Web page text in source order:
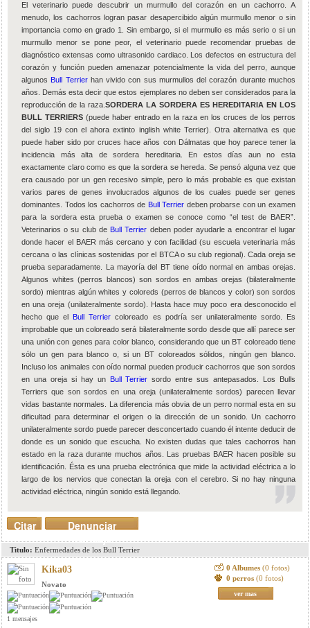
El veterinario puede descubrir un murmullo del corazón en un cachorro. A
menudo, los cachorros logran pasar desapercibido algún murmullo menor o sin
importancia como en grado 1. Sin embargo, si el murmullo es más serio o si un
murmullo menor se pone peor, el veterinario puede recomendar pruebas de
diagnóstico extensas como ultrasonido cardiaco. Los defectos en estructura del
corazón y función pueden amenazar potencialmente la vida del perro, aunque
algunos Bull Terrierhan vivido con sus murmullos del corazón durante muchos
años. Demás esta decir que estos ejemplares no deben ser considerados para la
reproducción de la raza. SORDERA LA SORDERA ES HEREDITARIA EN LOS
BULL TERRIERS (puede haber entrado en la raza en los cruces de los perros
del siglo 19 con el ahora extinto inglish white Terrier). Otra alternativa es que
puede haber sido por cruces hace años con Dálmatas que hoy parece tener la
incidencia más alta de sordera hereditaria. En estos días aun no esta
exactamente claro como es que la sordera se hereda. Se pensó alguna vez que
era causado por un gen recesivo simple, pero lo más probable es que existan
varios pares de genes involucrados algunos de los cuales puede ser genes
dominantes. Todos los cachorros de Bull Terrier deben probarse con un examen
para la sordera esta prueba o examen se conoce como “el test de BAER”.
Veterinarios o su club de Bull Terrier deben poder ayudarle a encontrar el lugar
donde hacer el BAER más cercano y con facilidad (su escuela veterinaria más
cercana o las clínicas sostenidas por el BTCA o su club regional). Cada oreja se
prueba separadamente. La mayoría del BT tiene oído normal en ambas orejas.
Algunos whites (perros blancos) son sordos en ambas orejas (bilateralmente
sordo) mientras algún whites y coloreds (perros de blancos y color) son sordos
en una oreja (unilateralmente sordo). Hasta hace muy poco era desconocido el
hecho que el Bull Terrier coloreado es podría ser unilateralmente sordo. Es
improbable que un coloreado será bilateralmente sordo desde que allí parece ser
una unión con genes para color blanco, considerando que un BT coloreado tiene
sólo un gen para blanco o, si un BT coloreados sólidos, ningún gen blanco.
Incluso los animales con oído normal pueden producir cachorros que son sordos
en una oreja si hay un Bull Terrier sordo entre sus antepasados. Los Bulls
Terriers que son sordos en una oreja (unilateralmente sordos) parecen llevar
vidas bastante normales. La diferencia más obvia de un perro normal esta en su
dificultad para determinar el origen o la dirección de un sonido. Un cachorro
unilateralmente sordo puede parecer desconcertado cuando él intente deducir de
donde es un sonido que escucha. No existen dudas que tales cachorros han
estado en la raza durante muchos años. Las pruebas BAER hacen posible su
identificación. Ésta es una prueba electrónica que mide la actividad eléctrica a lo
largo de los nervios que conectan la oreja con el cerebro. Si no hay ninguna
actividad eléctrica, ningún sonido está llegando.
Denunciar
mensaje
Citar
Titulo: Enfermedades de los Bull Terrier
Kika03
Novato
1 mensajes
0 Albumes (0 fotos)
0 perros (0 fotos)
ver mas